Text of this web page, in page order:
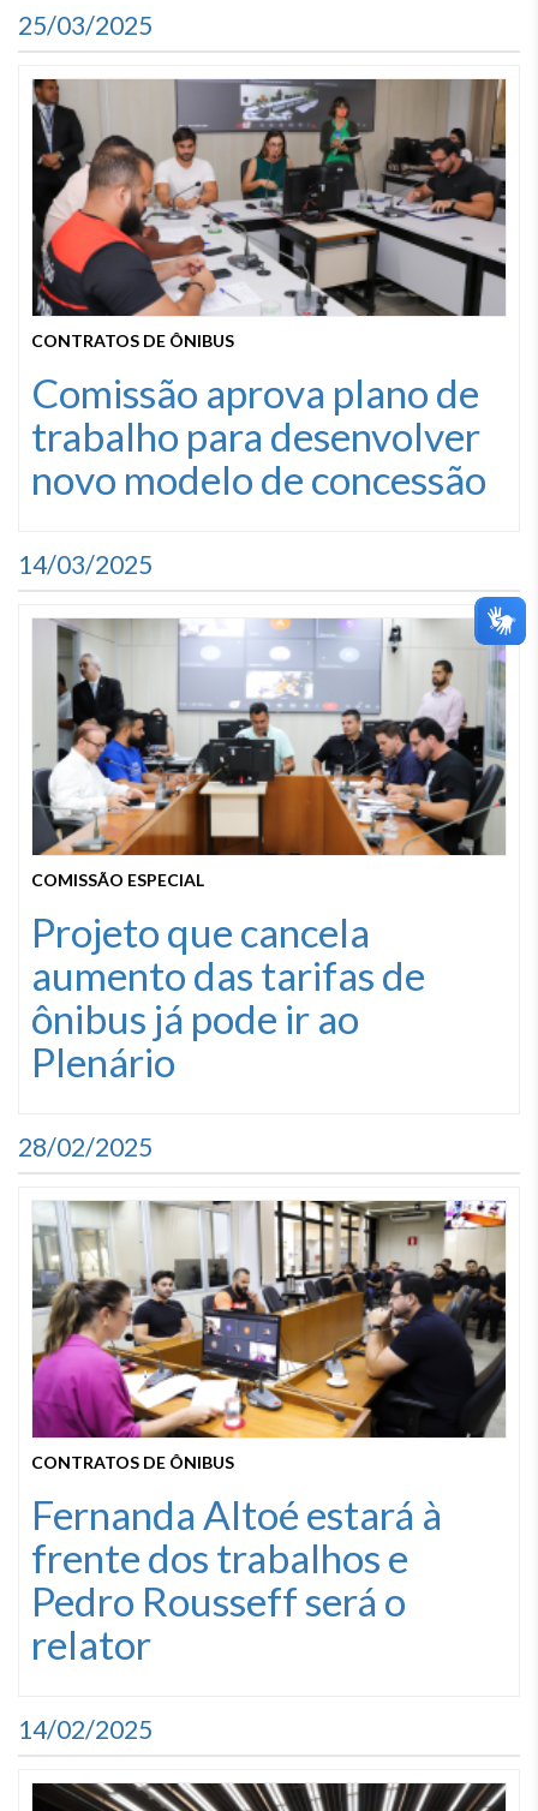
25/03/2025
CONTRATOS DE ÔNIBUS
Comissão aprova plano de
trabalho para desenvolver
novo modelo de concessão
14/03/2025
COMISSÃO ESPECIAL
Projeto que cancela
aumento das tarifas de
ônibus já pode ir ao
Plenário
28/02/2025
CONTRATOS DE ÔNIBUS
Fernanda Altoé estará à
frente dos trabalhos e
Pedro Rousseff será o
relator
14/02/2025